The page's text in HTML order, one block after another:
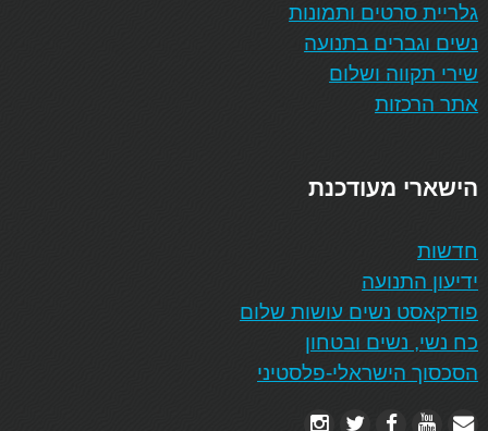
גלריית סרטים ותמונות
נשים וגברים בתנועה
שירי תקווה ושלום
אתר הרכזות
הישארי מעודכנת
חדשות
ידיעון התנועה
פודקאסט נשים עושות שלום
כח נשי, נשים ובטחון
הסכסוך הישראלי-פלסטיני